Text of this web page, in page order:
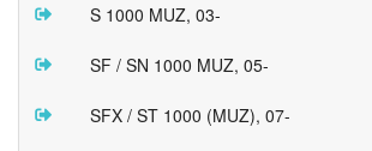
S 1000 MUZ, 03-
SF / SN 1000 MUZ, 05-
SFX / ST 1000 (MUZ), 07-